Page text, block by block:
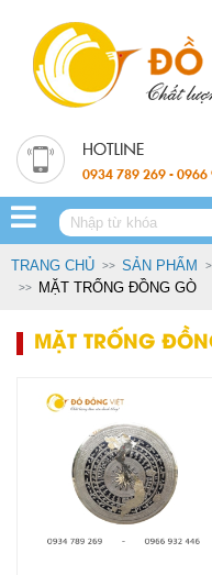
0934 789 269 - 0966
TRANG CHỦ SẢN PHẨM
MẶT TRỐNG ĐỒNG GÒ
MẶT TRỐNG